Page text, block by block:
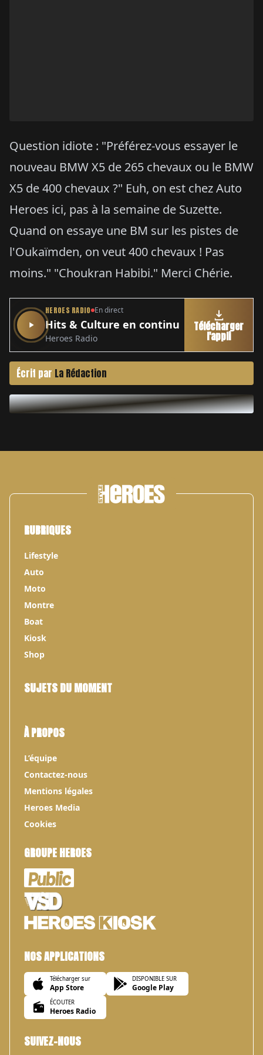
Question idiote : "Préférez-vous essayer le
nouveau BMW X5 de 265 chevaux ou le BMW
X5 de 400 chevaux ?" Euh, on est chez Auto
Heroes ici, pas à la semaine de Suzette.
Quand on essaye une BM sur les pistes de
l'Oukaïmden, on veut 400 chevaux ! Pas
moins." "Choukran Habibi." Merci Chérie.
HEROES RADIO En direct
Hits & Culture en continu
Heroes Radio
Télécharger
l'appli
Écrit par La Rédaction
RUBRIQUES
Lifestyle
Auto
Moto
Montre
Boat
Kiosk
Shop
SUJETS DU MOMENT
À PROPOS
L’équipe
Contactez-nous
Mentions légales
Heroes Media
Cookies
GROUPE HEROES
NOS APPLICATIONS
Télécharger sur
App Store
DISPONIBLE SUR
Google Play
ÉCOUTER
Heroes Radio
SUIVEZ-NOUS